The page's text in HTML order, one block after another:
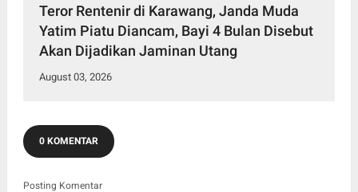
Teror Rentenir di Karawang, Janda Muda
Yatim Piatu Diancam, Bayi 4 Bulan Disebut
Akan Dijadikan Jaminan Utang
August 03, 2026
0 KOMENTAR
Posting Komentar